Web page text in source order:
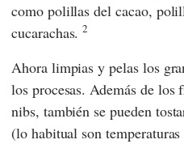
como polillas del cacao,
cucarachas.2
Ahora limpias y pelas los
los procesas. Además de los
nibs, también se pueden
(lo habitual son